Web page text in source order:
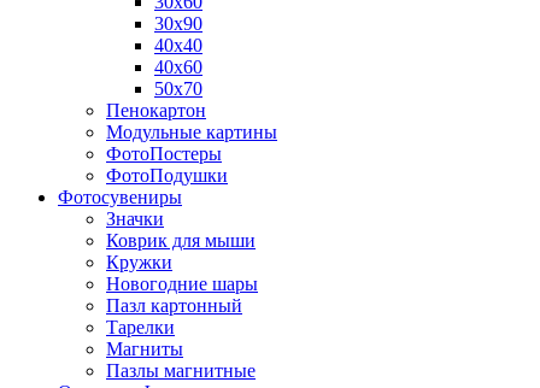
30х90
40х40
40х60
50х70
Пенокартон
Модульные картины
ФотоПостеры
ФотоПодушки
Фотоcувениры
Значки
Коврик для мыши
Кружки
Новогодние шары
Пазл картонный
Тарелки
Магниты
Пазлы магнитные